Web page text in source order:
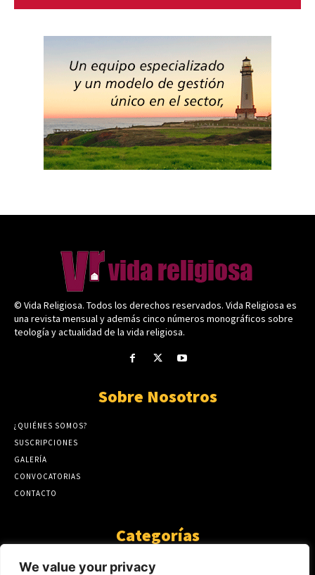
We value your privacy
© Vida Religiosa. Todos los derechos reservados. Vida Religiosa es
una revista mensual y además cinco números monográficos sobre
teología y actualidad de la vida religiosa.
Sobre Nosotros
¿QUIÉNES SOMOS?
SUSCRIPCIONES
GALERÍA
CONVOCATORIAS
CONTACTO
Categorías
ARTÍCULOS